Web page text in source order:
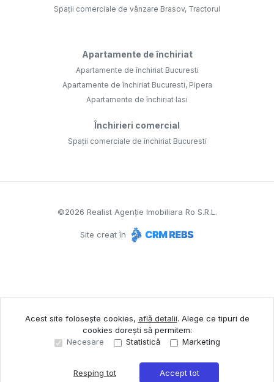
Spații comerciale de vânzare Brasov, Tractorul
Apartamente de închiriat
Apartamente de închiriat Bucuresti
Apartamente de închiriat Bucuresti, Pipera
Apartamente de închiriat Iasi
Închirieri comercial
Spații comerciale de închiriat Bucuresti
©2026 Realist Agenție Imobiliara Ro S.R.L.
Site creat în
Acest site folosește cookies, află detalii. Alege ce tipuri de
cookies dorești să permitem:
Necesare
Statistică Marketing
Resping tot Accept tot